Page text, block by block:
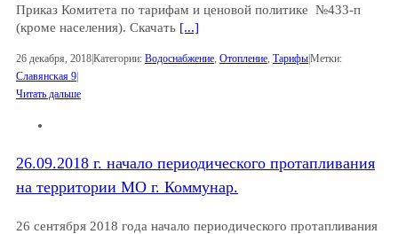
Приказ Комитета по тарифам и ценовой политике №433-п
(кроме населения). Скачать [...]
26 декабря, 2018|Категории: Водоснабжение Отопление Тарифы|Метки:
Славянская 9|
Читать дальше
26.09.2018 г. начало периодического протапливания
на территории МО г. Коммунар.
26 сентября 2018 года начало периодического протапливания